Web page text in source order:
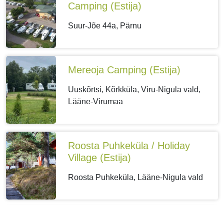
Camping (Estija)
Suur-Jõe 44a, Pärnu
Mereoja Camping (Estija)
Uuskõrtsi, Kõrkküla, Viru-Nigula vald,
Lääne-Virumaa
Roosta Puhkeküla / Holiday
Village (Estija)
Roosta Puhkeküla, Lääne-Nigula vald